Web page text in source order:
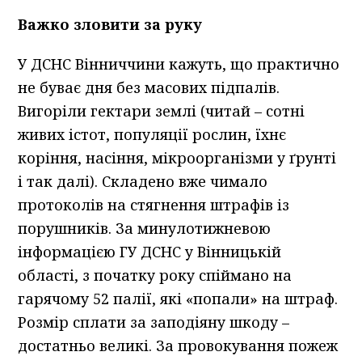
Важко зловити за руку
У ДСНС Вінниччини кажуть, що практично
не буває дня без масових підпалів.
Вигоріли гектари землі (читай – сотні
живих істот, популяції рослин, їхнє
коріння, насіння, мікроорганізми у ґрунті
і так далі). Складено вже чимало
протоколів на стягнення штрафів із
порушників. За минулотижневою
інформацією ГУ ДСНС у Вінницькій
області, з початку року спіймано на
гарячому 52 палії, які «попали» на штраф.
Розмір сплати за заподіяну шкоду –
достатньо великі. За провокування пожеж